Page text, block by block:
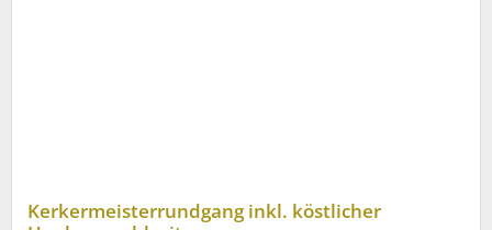
Kerkermeisterrundgang inkl. köstlicher